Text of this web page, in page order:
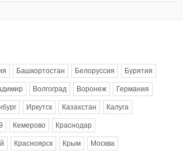
Башкортостан Белоруссия Бурятия
Волгоград Воронеж Германия
Иркутск Казахстан Калуга
Кемерово Краснодар
Красноярск Крым Москва